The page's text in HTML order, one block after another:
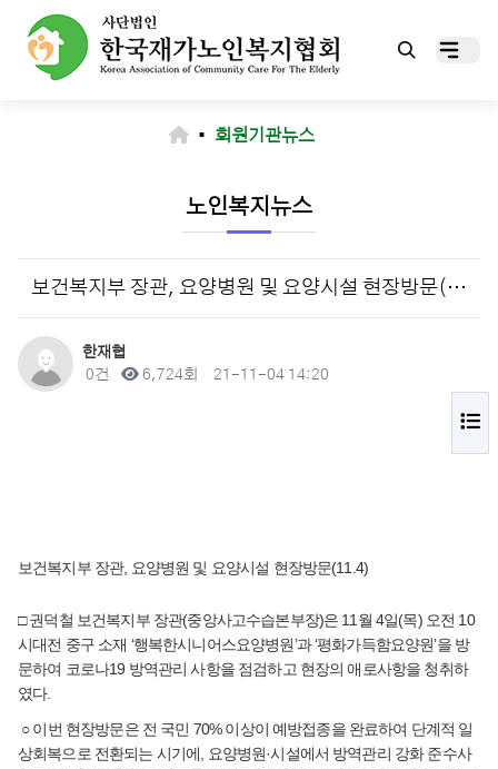
▪ 회원기관뉴스
노인복지뉴스
보건복지부 장관, 요양병원 및 요양시설 현장방문(11.4)
작성자
한재협
댓글
0건 조회6,724회 작성일
21-11-04 14:20
보건복지부 장관, 요양병원 및 요양시설 현장방문(11.4)
□ 권덕철 보건복지부 장관(중앙사고수습본부장)은 11월 4일(목) 오전 10
시대전 중구 소재 ‘행복한시니어스요양병원’과 ‘평화가득함요양원’을 방
문하여 코로나19 방역관리 사항을 점검하고 현장의 애로사항을 청취하
였다.
○ 이번 현장방문은 전 국민 70% 이상이 예방접종을 완료하여 단계적 일
상회복으로 전환되는 시기에, 요양병원·시설에서 방역관리 강화 준수사